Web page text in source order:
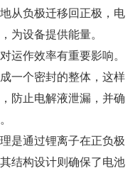
从负极迁移回正极，电
为设备提供能量。
运作效率有重要影响。
一个密封的整体，这样
防止电解液泄漏，并确
是通过锂离子在正负极
结构设计则确保了电池